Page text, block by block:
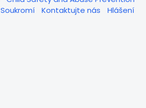
Soukromí Kontaktujte nás
Hlášení